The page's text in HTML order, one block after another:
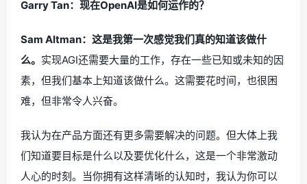
Garry Tan：现在OpenAI是如何运作的？
Sam Altman：这是我第一次感觉我们真的知道该做什
么。 实现AGI还需要大量的工作，存在一些已知或未知的因
素，但我们基本上知道该做什么。这需要花时间，也很困
难，但非常令人兴奋。
我认为在产品方面还有更多需要解决的问题。但大体上我
们知道要目标是什么以及要优化什么，这是一个非常激动
人心的时刻。当你拥有这样清晰的认知时，我认为你可以